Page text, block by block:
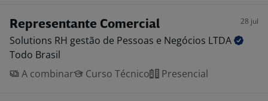
Representante Comercial 28 jul
Solutions RH gestão de Pessoas e Negócios LTDA
Todo Brasil
A combinar
Curso Técnico Presencial